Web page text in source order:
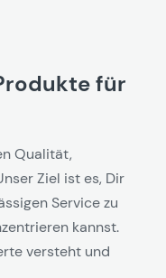
für
Qualität,
Ziel ist es, Dir
Service zu
kannst.
versteht und